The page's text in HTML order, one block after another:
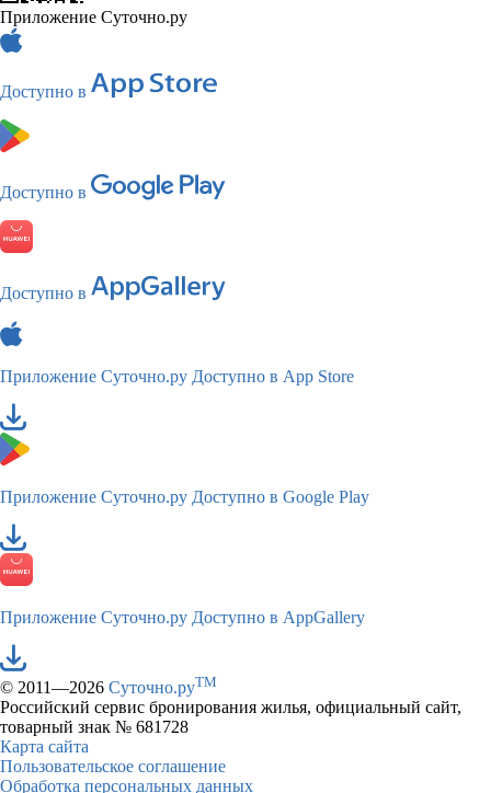
Приложение Суточно.ру
Доступно в
Доступно в
Доступно в
Приложение Суточно.ру Доступно в App Store
Приложение Суточно.ру Доступно в Google Play
Приложение Суточно.ру Доступно в AppGallery
© 2011—2026 Суточно.руTM
Российский сервис бронирования жилья, официальный сайт,
товарный знак № 681728
Карта сайта
Пользовательское соглашение
Обработка персональных данных